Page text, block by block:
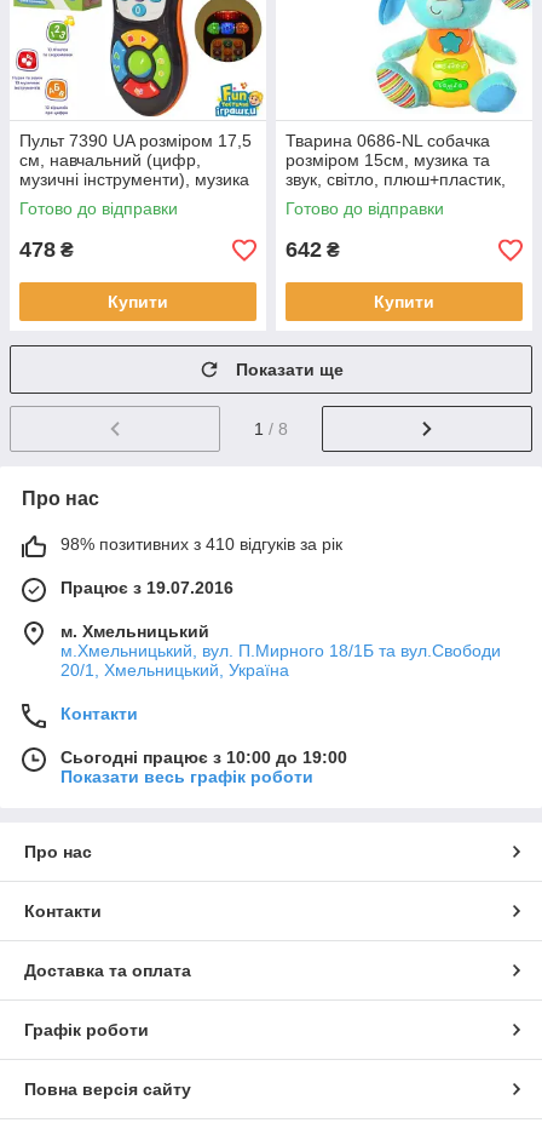
Пульт 7390 UA розміром 17,5
см, навчальний (цифр,
музичні інструменти), музика
українська, світло, 2 кольори,
в коробці 21-12,5-5,
Готово до відправки
478 ₴
Купити
Тварина 0686-NL собачка
розміром 15см, музика та
звук, світло, плюш+пластик,
на батарейках, в коробці
20,5-21,5-11,5 см
Готово до відправки
642 ₴
Купити
Показати ще
1 / 8
Про нас
98% позитивних з 410 відгуків за рік
Працює з 19.07.2016
м. Хмельницький
м.Хмельницький, вул. П.Мирного 18/1Б та вул.Свободи
20/1, Хмельницький, Україна
Контакти
Сьогодні працює з 10:00 до 19:00
Показати весь графік роботи
Про нас
Контакти
Доставка та оплата
Графік роботи
Повна версія сайту